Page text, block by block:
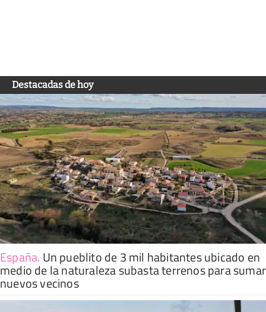
Destacadas de hoy
España. Un pueblito de 3 mil habitantes ubicado en
medio de la naturaleza subasta terrenos para sumar
nuevos vecinos